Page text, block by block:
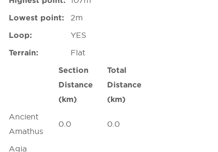
Lowest point:
2m
Loop:
YES
Terrain:
Flat
Section
Distance
(km)
Total
Distance
(km)
Ancient
Amathus
0.0 0.0
Agia